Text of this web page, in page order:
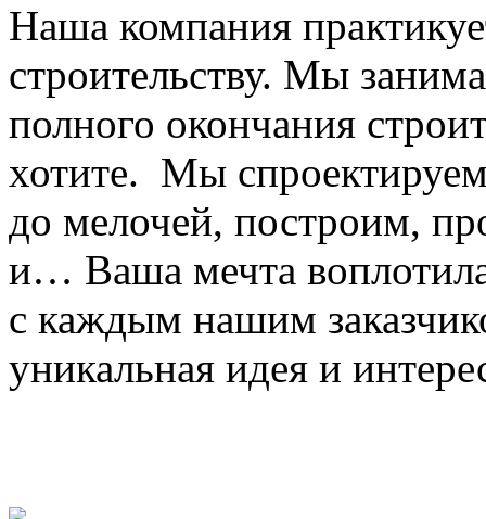
Наша компания
строительству. Мы
полного окончания
хотите. Мы
до мелочей, построим,
и… Ваша мечта
с каждым нашим
уникальная идея и